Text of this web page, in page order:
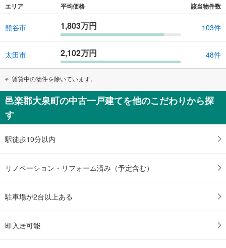
エリア 平均価格 該当物件数
熊谷市 1,803万円 103件
太田市 2,102万円 48件
賃貸中の物件を除いています。
邑楽郡大泉町の中古一戸建てを他のこだわりから探
す
駅徒歩10分以内
リノベーション・リフォーム済み（予定含む）
駐車場が2台以上ある
即入居可能